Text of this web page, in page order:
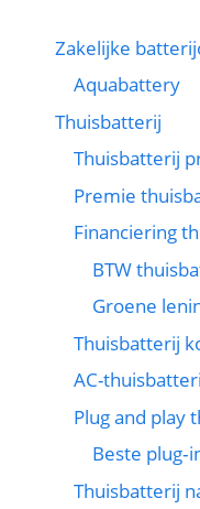
Zakelijke
Aquabattery
Thuisbatterij
Thuisbatterij
Premie
Financiering
BTW
Groene
Thuisbatterij
AC-
Plug and play
Beste
Thuisbatterij